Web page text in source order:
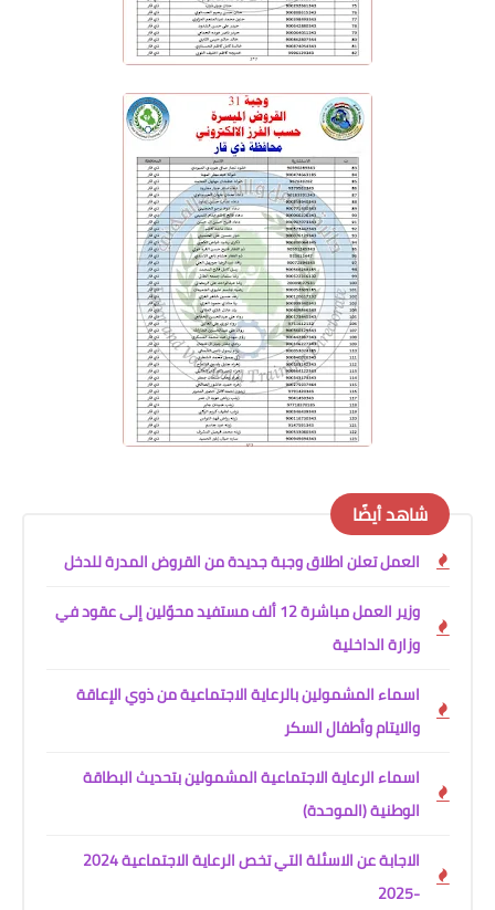
شاهد أيضًا
العمل تعلن اطلاق وجبة جديدة من القروض المدرة للدخل
وزير العمل مباشرة 12 ألف مستفيد محوّلين إلى عقود في
وزارة الداخلية
اسماء المشمولين بالرعاية الاجتماعية من ذوي الإعاقة
والايتام وأطفال السكر
اسماء الرعاية الاجتماعية المشمولين بتحديث البطاقة
الوطنية (الموحدة)
الاجابة عن الاسئلة التي تخص الرعاية الاجتماعية 2024
-2025